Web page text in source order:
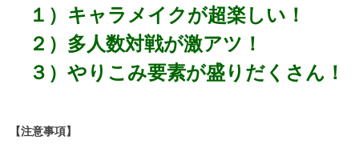
１）キャラメイクが超楽しい！
２）多人数対戦が激アツ！
３）やりこみ要素が盛りだくさん！
【注意事項】